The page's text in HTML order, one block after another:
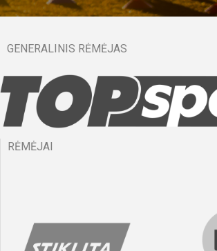
GENERALINIS RĖMĖJAS
RĖMĖJAI